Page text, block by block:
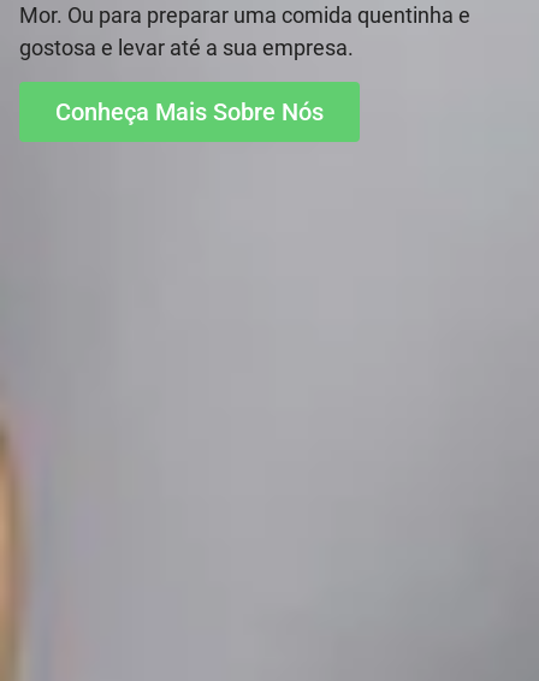
Mor. Ou para preparar uma comida quentinha e
gostosa e levar até a sua empresa.
Conheça Mais Sobre Nós